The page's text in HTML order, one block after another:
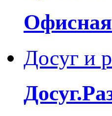
Досуг и